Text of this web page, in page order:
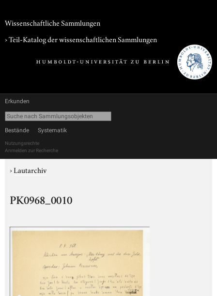
Wissenschaftliche Sammlungen
› Teil-Katalog der wissenschaftlichen Sammlungen
Erkunden
Bestände Systematik
Nutzungsrechte
Anmelden zur Recherche
›Lautarchiv
PK0968_0010